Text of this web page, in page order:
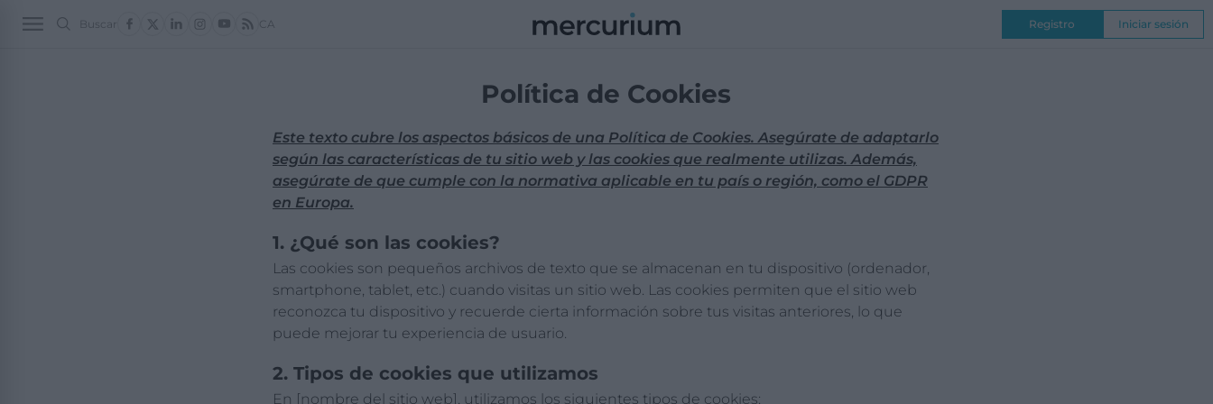
Registro Iniciar sesión
CA
Buscar
Política de Cookies
Este texto cubre los aspectos básicos de una Política de Cookies. Asegúrate de adaptarlo
según las características de tu sitio web y las cookies que realmente utilizas. Además,
asegúrate de que cumple con la normativa aplicable en tu país o región, como el GDPR
en Europa.
1. ¿Qué son las cookies?
Las cookies son pequeños archivos de texto que se almacenan en tu dispositivo (ordenador,
smartphone, tablet, etc.) cuando visitas un sitio web. Las cookies permiten que el sitio web
reconozca tu dispositivo y recuerde cierta información sobre tus visitas anteriores, lo que
puede mejorar tu experiencia de usuario.
2. Tipos de cookies que utilizamos
En [nombre del sitio web], utilizamos los siguientes tipos de cookies: